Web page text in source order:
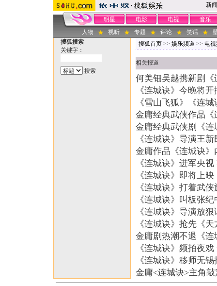
新闻
明星 电影 电视
音乐
人物
视听 专题 评论 笑话
搜狐搜索
关键字：
搜狐首页 >> 娱乐频道 >> 电
相关报道
何美钿吴越携新剧
《连城诀》今晚将
《雪山飞狐》《连
金庸经典武侠作品
金庸经典武侠剧《
《连城诀》导演王
金庸作品《连城诀
《连城诀》进军央
《连城诀》即将上
《连城诀》打着武
《连城诀》叫板张
《连城诀》导演放
《连城诀》抢先《
金庸剧热潮不退《
《连城诀》频拍夜
《连城诀》移师无
金庸<连城诀>主角